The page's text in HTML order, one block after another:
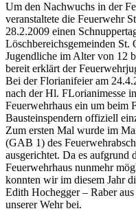
Um den Nachwuchs in der
veranstaltete die Feuerwehr
28.2.2009 einen
Löschbereichsgemeinden
Jugendliche im Alter von 12
bereit erklärt der
Bei der Florianifeier am
nach der Hl. FLorianimesse
Feuerwehrhaus ein um beim
Bausteinspendern offiziell
Zum ersten Mal wurde im
(GAB 1) des
ausgerichtet. Da es aufgrund
Feuerwehrhaus nunmehr
konnten wir im diesem Jahr
Edith Hochegger – Raber
unserer Wehr bei.